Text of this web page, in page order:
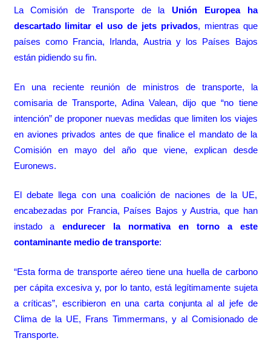
La Comisión de Transporte de la Unión Europea ha
descartado limitar el uso de jets privados, mientras que
países como Francia, Irlanda, Austria y los Países Bajos
están pidiendo su fin.
En una reciente reunión de ministros de transporte, la
comisaria de Transporte, Adina Valean, dijo que “no tiene
intención” de proponer nuevas medidas que limiten los viajes
en aviones privados antes de que finalice el mandato de la
Comisión en mayo del año que viene, explican desde
Euronews.
El debate llega con una coalición de naciones de la UE,
encabezadas por Francia, Países Bajos y Austria, que han
instado aendurecer la normativa en torno a este
contaminante medio de transporte:
“Esta forma de transporte aéreo tiene una huella de carbono
per cápita excesiva y, por lo tanto, está legítimamente sujeta
a críticas”, escribieron en una carta conjunta al al jefe de
Clima de la UE, Frans Timmermans, y al Comisionado de
Transporte.